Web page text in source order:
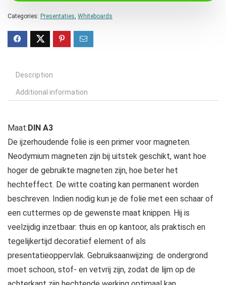
Categories: Presentaties, Whiteboards
Description
Additional information
Maat:DIN A3
De ijzerhoudende folie is een primer voor magneten.
Neodymium magneten zijn bij uitstek geschikt, want hoe
hoger de gebruikte magneten zijn, hoe beter het
hechteffect. De witte coating kan permanent worden
beschreven. Indien nodig kun je de folie met een schaar of
een cuttermes op de gewenste maat knippen. Hij is
veelzijdig inzetbaar: thuis en op kantoor, als praktisch en
tegelijkertijd decoratief element of als
presentatieoppervlak. Gebruiksaanwijzing: de ondergrond
moet schoon, stof- en vetvrij zijn, zodat de lijm op de